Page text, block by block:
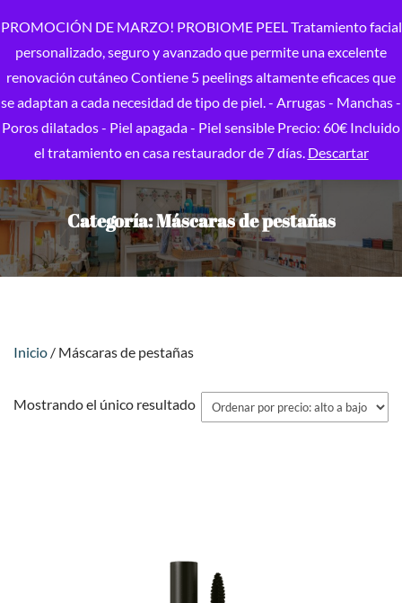
Categoría:Máscaras de pestañas
Inicio / Máscaras de pestañas
Mostrando el único resultado
PROMOCIÓN DE MARZO! PROBIOME PEEL Tratamiento facial
personalizado, seguro y avanzado que permite una excelente
renovación cutáneo Contiene 5 peelings altamente eficaces que
se adaptan a cada necesidad de tipo de piel. - Arrugas - Manchas -
Poros dilatados - Piel apagada - Piel sensible Precio: 60€ Incluido
el tratamiento en casa restaurador de 7 días. Descartar